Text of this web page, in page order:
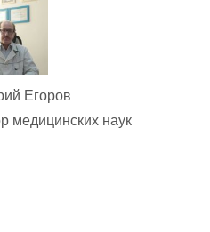
Егоров
медицинских наук